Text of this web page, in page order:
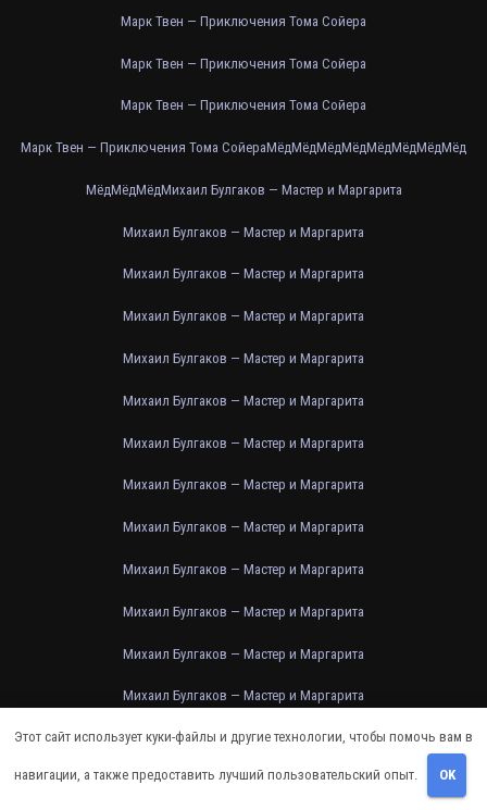
Марк Твен — Приключения Тома Сойера
Марк Твен — Приключения Тома Сойера
Марк Твен — Приключения Тома Сойера
Марк Твен — Приключения Тома СойераМёдМёдМёдМёдМёдМёдМёдМёд
МёдМёдМёдМихаил Булгаков — Мастер и Маргарита
Михаил Булгаков — Мастер и Маргарита
Михаил Булгаков — Мастер и Маргарита
Михаил Булгаков — Мастер и Маргарита
Михаил Булгаков — Мастер и Маргарита
Михаил Булгаков — Мастер и Маргарита
Михаил Булгаков — Мастер и Маргарита
Михаил Булгаков — Мастер и Маргарита
Михаил Булгаков — Мастер и Маргарита
Михаил Булгаков — Мастер и Маргарита
Михаил Булгаков — Мастер и Маргарита
Михаил Булгаков — Мастер и Маргарита
Михаил Булгаков — Мастер и Маргарита
Михаил Булгаков — Мастер и Маргарита
Михаил Булгаков — Мастер и Маргарита
Этот сайт использует куки-файлы и другие технологии, чтобы помочь вам в
навигации, а также предоставить лучший пользовательский опыт. OK